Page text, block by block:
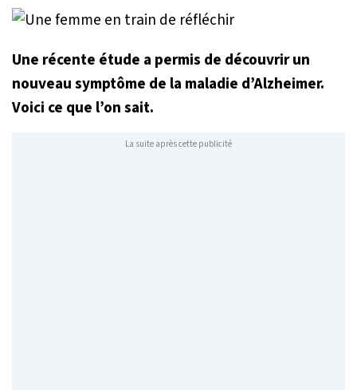
Une récente étude a permis de découvrir un
nouveau symptôme de la maladie d’Alzheimer.
Voici ce que l’on sait.
La suite après cette publicité